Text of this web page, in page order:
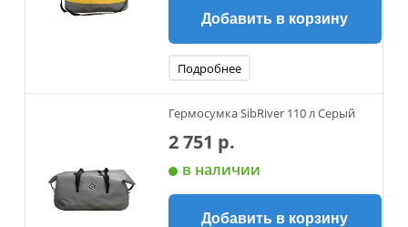
Добавить в корзину
Подробнее
Гермосумка SibRiver 110 л Серый
2 751 р.
в наличии
Добавить в корзину